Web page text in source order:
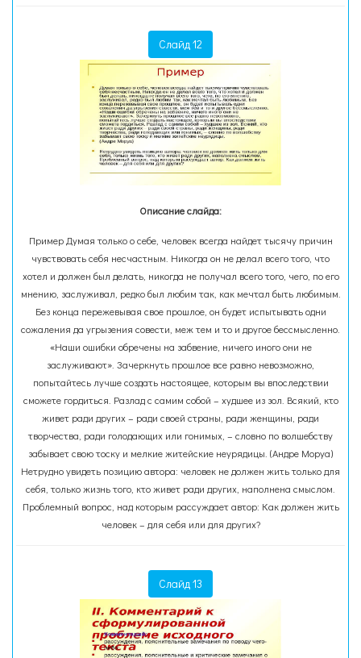
Слайд 12
Описание слайда:
Пример Думая только о себе, человек всегда найдет тысячу причин
чувствовать себя несчастным. Никогда он не делал всего того, что
хотел и должен был делать, никогда не получал всего того, чего, по его
мнению, заслуживал, редко был любим так, как мечтал быть любимым.
Без конца пережевывая свое прошлое, он будет испытывать одни
сожаления да угрызения совести, меж тем и то и другое бессмысленно.
«Наши ошибки обречены на забвение, ничего иного они не
заслуживают». Зачеркнуть прошлое все равно невозможно,
попытайтесь лучше создать настоящее, которым вы впоследствии
сможете гордиться. Разлад с самим собой – худшее из зол. Всякий, кто
живет ради других – ради своей страны, ради женщины, ради
творчества, ради голодающих или гонимых, – словно по волшебству
забывает свою тоску и мелкие житейские неурядицы. (Андре Моруа)
Нетрудно увидеть позицию автора: человек не должен жить только для
себя, только жизнь того, кто живет ради других, наполнена смыслом.
Проблемный вопрос, над которым рассуждает автор: Как должен жить
человек – для себя или для других?
Слайд 13